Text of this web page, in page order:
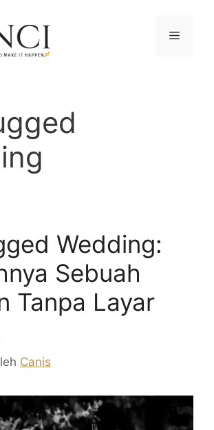
Menu
Wedding:
Sebuah
Tanpa Layar
Canis